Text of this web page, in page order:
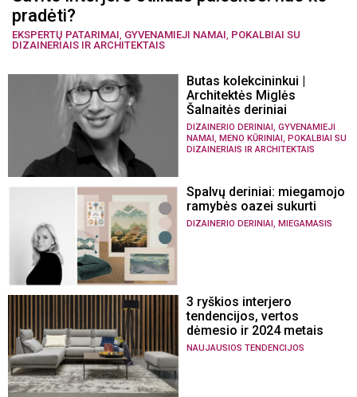
pradėti?
EKSPERTŲ PATARIMAI, GYVENAMIEJI NAMAI, POKALBIAI SU
DIZAINERIAIS IR ARCHITEKTAIS
Butas kolekcininkui |
Architektės Miglės
Šalnaitės deriniai
DIZAINERIO DERINIAI , GYVENAMIEJI
NAMAI , MENO KŪRINIAI , POKALBIAI SU
DIZAINERIAIS IR ARCHITEKTAIS
Spalvų deriniai: miegamojo
ramybės oazei sukurti
DIZAINERIO DERINIAI MIEGAMASIS
3 ryškios interjero
tendencijos, vertos
dėmesio ir 2024 metais
NAUJAUSIOS TENDENCIJOS